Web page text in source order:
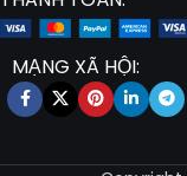
MẠNG XÃ HỘI: